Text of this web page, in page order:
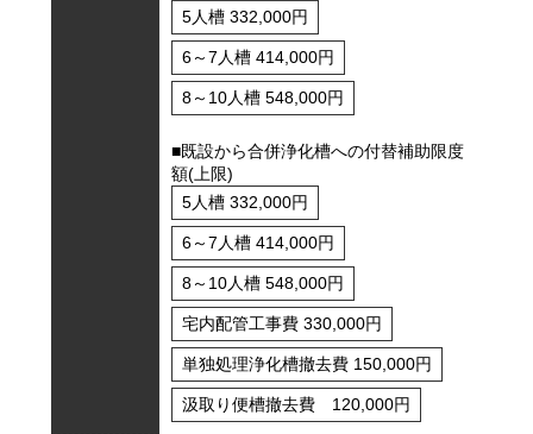
5人槽 332,000円
6～7人槽 414,000円
8～10人槽 548,000円
■既設から合併浄化槽への付替補助限度
額(上限)
5人槽 332,000円
6～7人槽 414,000円
8～10人槽 548,000円
宅内配管工事費 330,000円
単独処理浄化槽撤去費 150,000円
汲取り便槽撤去費 120,000円